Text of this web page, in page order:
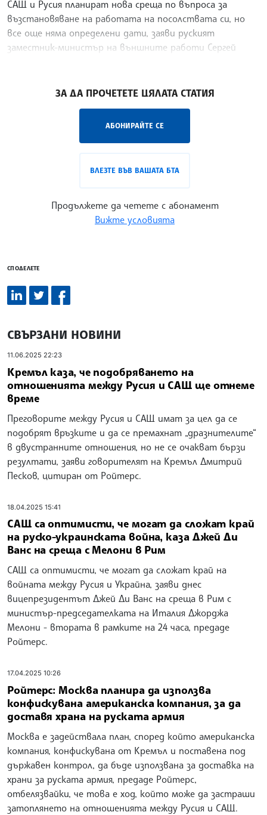
САЩ и Русия планират нова среща по въпроса за
възстановяване на работата на посолствата си, но
все още няма определени дати, заяви руският
заместник-министър на външните работи Сергей
ЗА ДА ПРОЧЕТЕТЕ ЦЯЛАТА СТАТИЯ
АБОНИРАЙТЕ СЕ
ВЛЕЗТЕ ВЪВ ВАШАТА БТА
Продължете да четете с абонамент
Вижте условията
СПОДЕЛЕТЕ
СВЪРЗАНИ НОВИНИ
11.06.2025 22:23
Кремъл каза, че подобряването на
отношенията между Русия и САЩ ще отнеме
време
Преговорите между Русия и САЩ имат за цел да се
подобрят връзките и да се премахнат „дразнителите“
в двустранните отношения, но не се очакват бързи
резултати, заяви говорителят на Кремъл Дмитрий
Песков, цитиран от Ройтерс.
18.04.2025 15:41
САЩ са оптимисти, че могат да сложат край
на руско-украинската война, каза Джей Ди
Ванс на среща с Мелони в Рим
САЩ са оптимисти, че могат да сложат край на
войната между Русия и Украйна, заяви днес
вицепрезидентът Джей Ди Ванс на среща в Рим с
министър-председателката на Италия Джорджа
Мелони - втората в рамките на 24 часа, предаде
Ройтерс.
17.04.2025 10:26
Ройтерс: Москва планира да използва
конфискувана американска компания, за да
доставя храна на руската армия
Москва е задействала план, според който американска
компания, конфискувана от Кремъл и поставена под
държавен контрол, да бъде използвана за доставка на
храни за руската армия, предаде Ройтерс,
отбелязвайки, че това е ход, който може да застраши
затоплянето на отношенията между Русия и САЩ.